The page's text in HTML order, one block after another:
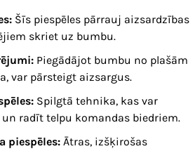
Šīs piespēles pārrauj aizsardzības
skriet uz bumbu.
Piegādājot bumbu no plašām
var pārsteigt aizsargus.
Spilgtā tehnika, kas var
radīt telpu komandas biedriem.
piespēles: Ātras, izšķirošas